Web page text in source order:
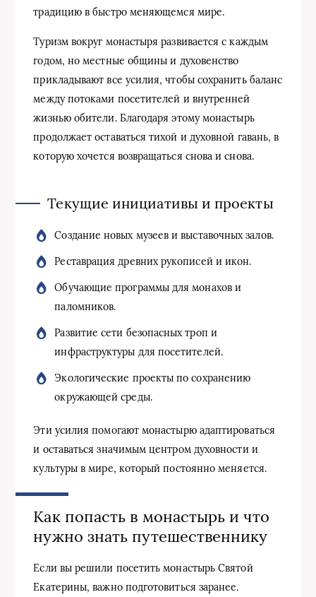
традицию в быстро меняющемся мире.
Туризм вокруг монастыря развивается с каждым
годом, но местные общины и духовенство
прикладывают все усилия, чтобы сохранить баланс
между потоками посетителей и внутренней
жизнью обители. Благодаря этому монастырь
продолжает оставаться тихой и духовной гавань, в
которую хочется возвращаться снова и снова.
Текущие инициативы и проекты
Создание новых музеев и выставочных залов.
Реставрация древних рукописей и икон.
Обучающие программы для монахов и
паломников.
Развитие сети безопасных троп и
инфраструктуры для посетителей.
Экологические проекты по сохранению
окружающей среды.
Эти усилия помогают монастырю адаптироваться
и оставаться значимым центром духовности и
культуры в мире, который постоянно меняется.
Как попасть в монастырь и что
нужно знать путешественнику
Если вы решили посетить монастырь Святой
Екатерины, важно подготовиться заранее.